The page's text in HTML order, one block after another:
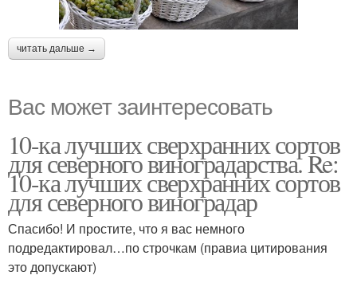
читать дальше →
Вас может заинтересовать
10-ка лучших сверхранних сортов
для северного виноградарства. Re:
10-ка лучших сверхранних сортов
для северного виноградар
Спасибо! И простите, что я вас немного
подредактировал…по строчкам (правиа цитирования
это допускают)